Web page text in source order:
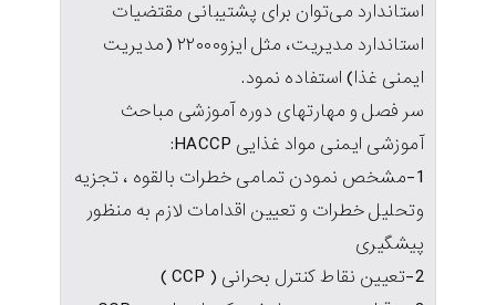
استاندارد می‌توان برای پشتیبانی مقتضیات
استاندارد مدیریت، مثل ایزو۲۲۰۰۰ (مدیریت
ایمنی غذا) استفاده نمود.
سر فصل و مهارتهای دوره آموزشی مباحث
آموزشی ایمنی مواد غذایی HACCP:
1-مشخص نمودن تمامی خطرات بالقوه ، تجزیه
وتحلیل خطرات و تعیین اقدامات لازم به منظور
پیشگیری
2-تعیین نقاط کنترل بحرانی ( CCP )